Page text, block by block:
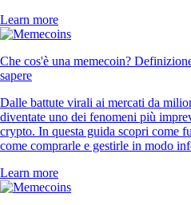
Learn more
Che cos'è una memecoin?
sapere
Dalle battute virali ai mercati da
diventate uno dei fenomeni più
crypto. In questa guida scopri come
come comprarle e gestirle in modo
Learn more